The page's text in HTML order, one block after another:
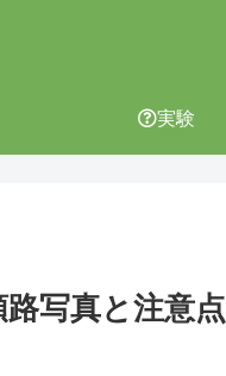
実験
写真と注意点